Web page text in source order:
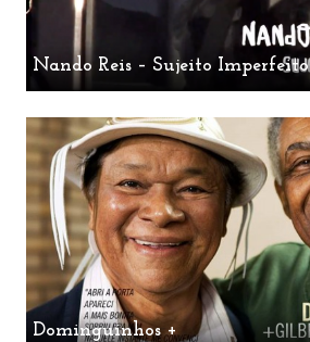
Nando Reis – Sujeito Imperfeito
Dominguinhos +